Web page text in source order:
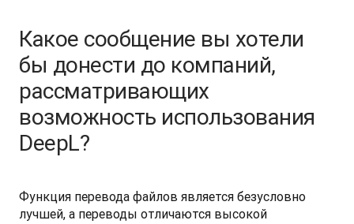
Какое сообщение вы хотели
бы донести до компаний,
рассматривающих
возможность использования
DeepL?
Функция перевода файлов является безусловно
лучшей, а переводы отличаются высокой